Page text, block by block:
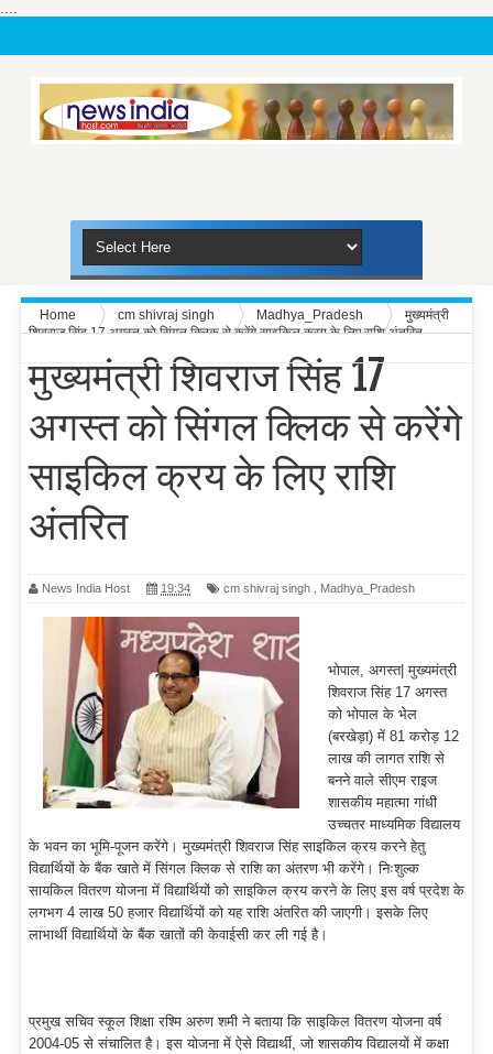
....
Home cm shivraj singh Madhya_Pradesh
मुख्यमंत्री
शिवराज सिंह 17 अगस्त को सिंगल क्लिक से करेंगे साइकिल क्रय के लिए राशि अंतरित
मुख्यमंत्री शिवराज सिंह 17
अगस्त को सिंगल क्लिक से करेंगे
साइकिल क्रय के लिए राशि
अंतरित
News India Host 19:34 cm shivraj singh Madhya_Pradesh
भोपाल, अगस्त| मुख्यमंत्री
शिवराज सिंह 17 अगस्त
को भोपाल के भेल
(बरखेड़ा) में 81 करोड़ 12
लाख की लागत राशि से
बनने वाले सीएम राइज
शासकीय महात्मा गांधी
उच्चतर माध्यमिक विद्यालय
के भवन का भूमि-पूजन करेंगे। मुख्यमंत्री शिवराज सिंह साइकिल क्रय करने हेतु
विद्यार्थियों के बैंक खाते में सिंगल क्लिक से राशि का अंतरण भी करेंगे। निःशुल्क
सायकिल वितरण योजना में विद्यार्थियों को साइकिल क्रय करने के लिए इस वर्ष प्रदेश के
लगभग 4 लाख 50 हजार विद्यार्थियों को यह राशि अंतरित की जाएगी। इसके लिए
लाभार्थी विद्यार्थियों के बैंक खातों की केवाईसी कर ली गई है।
प्रमुख सचिव स्कूल शिक्षा रश्मि अरुण शमी ने बताया कि साइकिल वितरण योजना वर्ष
2004-05 से संचालित है। इस योजना में ऐसे विद्यार्थी, जो शासकीय विद्यालयों में कक्षा